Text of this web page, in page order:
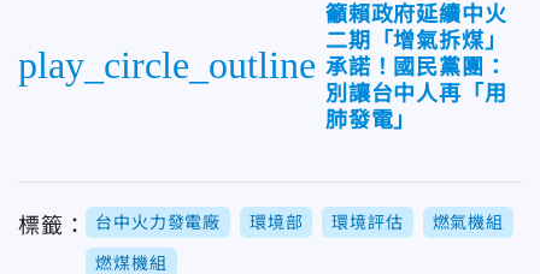
play_circle_outline
籲賴政府延續中火
二期「增氣拆煤」
承諾！國民黨團：
別讓台中人再「用
肺發電」
標籤： 台中火力發電廠 環境部 環境評估 燃氣機組
燃煤機組